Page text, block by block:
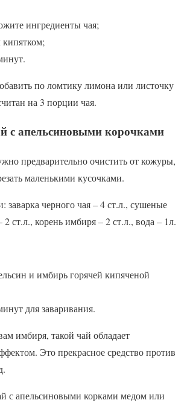
ингредиенты чая;
кипятком;
по ломтику лимона или листочку
на 3 порции чая.
с апельсиновыми корочками
предварительно очистить от кожуры,
маленькими кусочками.
заварка черного чая – 4 ст.л., сушеные
2 ст.л., корень имбиря – 2 ст.л., вода – 1л.
и имбирь горячей кипяченой
для заваривания.
имбиря, такой чай обладает
Это прекрасное средство против
с апельсиновыми корками медом или